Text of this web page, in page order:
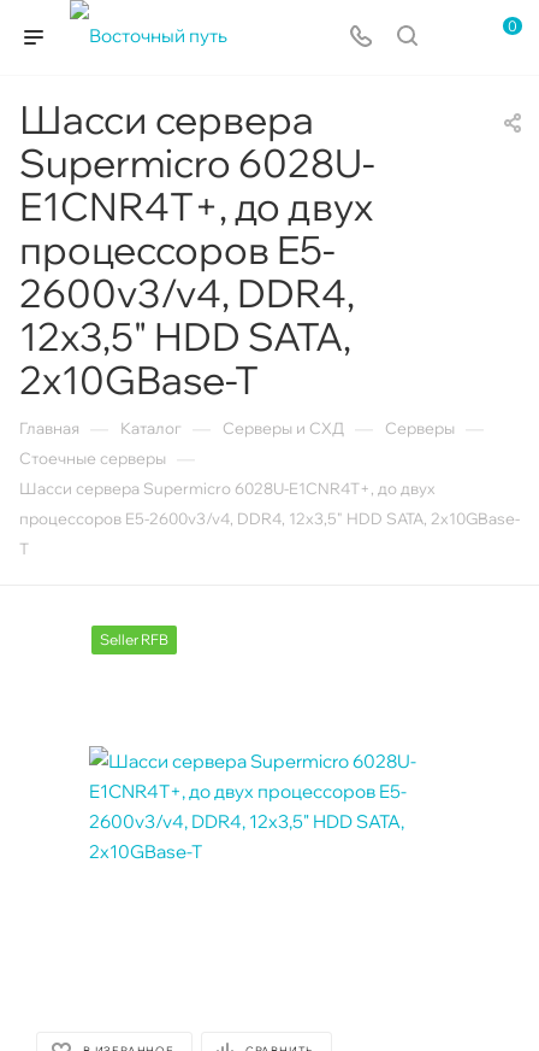
0
Шасси сервера
Supermicro 6028U-
E1CNR4T+, до двух
процессоров E5-
2600v3/v4, DDR4,
12x3,5" HDD SATA,
2x10GBase-T
Главная Каталог Серверы и СХД Серверы
Стоечные серверы
Шасси сервера Supermicro 6028U-E1CNR4T+, до двух
процессоров E5-2600v3/v4, DDR4, 12x3,5" HDD SATA, 2x10GBase-
T
Seller RFB